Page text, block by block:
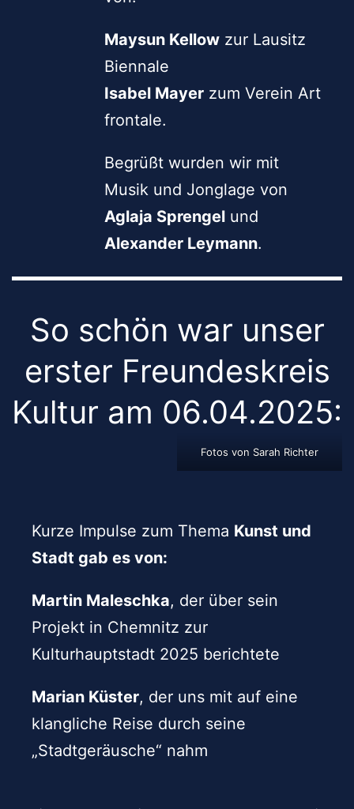
Maysun Kellowzur Lausitz
Biennale
Isabel Mayerzum Verein Art
frontale.
Begrüßt wurden wir mit
Musik und Jonglage von
Aglaja Sprengelund
Alexander Leymann.
So schön war unser
erster Freundeskreis
Kultur am 06.04.2025:
Fotos von Sarah Richter
Kurze Impulse zum Thema Kunst und
Stadt gab es von:
Martin Maleschka, der über sein
Projekt in Chemnitz zur
Kulturhauptstadt 2025 berichtete
Marian Küster, der uns mit auf eine
klangliche Reise durch seine
„Stadtgeräusche“ nahm